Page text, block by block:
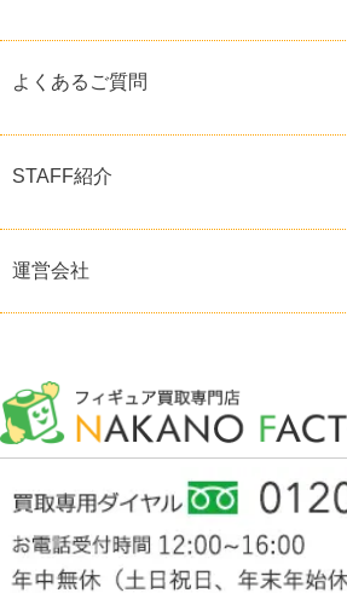
よくあるご質問
STAFF紹介
運営会社